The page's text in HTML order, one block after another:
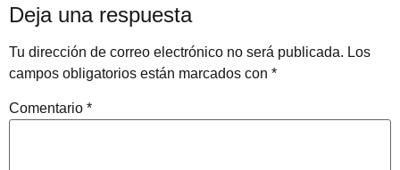
Deja una respuesta
Tu dirección de correo electrónico no será publicada. Los
campos obligatorios están marcados con *
Comentario *